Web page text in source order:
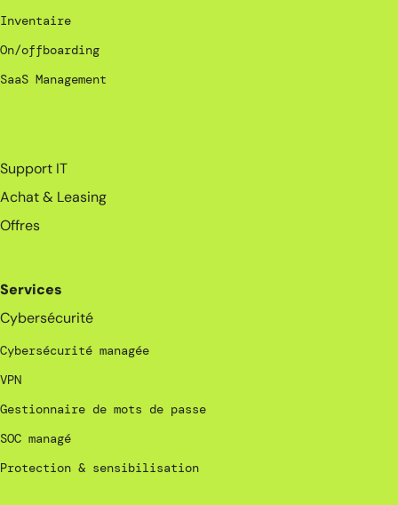
Inventaire
On/offboarding
SaaS Management
Support IT
Achat & Leasing
Offres
Services
Cybersécurité
Cybersécurité managée
VPN
Gestionnaire de mots de passe
SOC managé
Protection & sensibilisation